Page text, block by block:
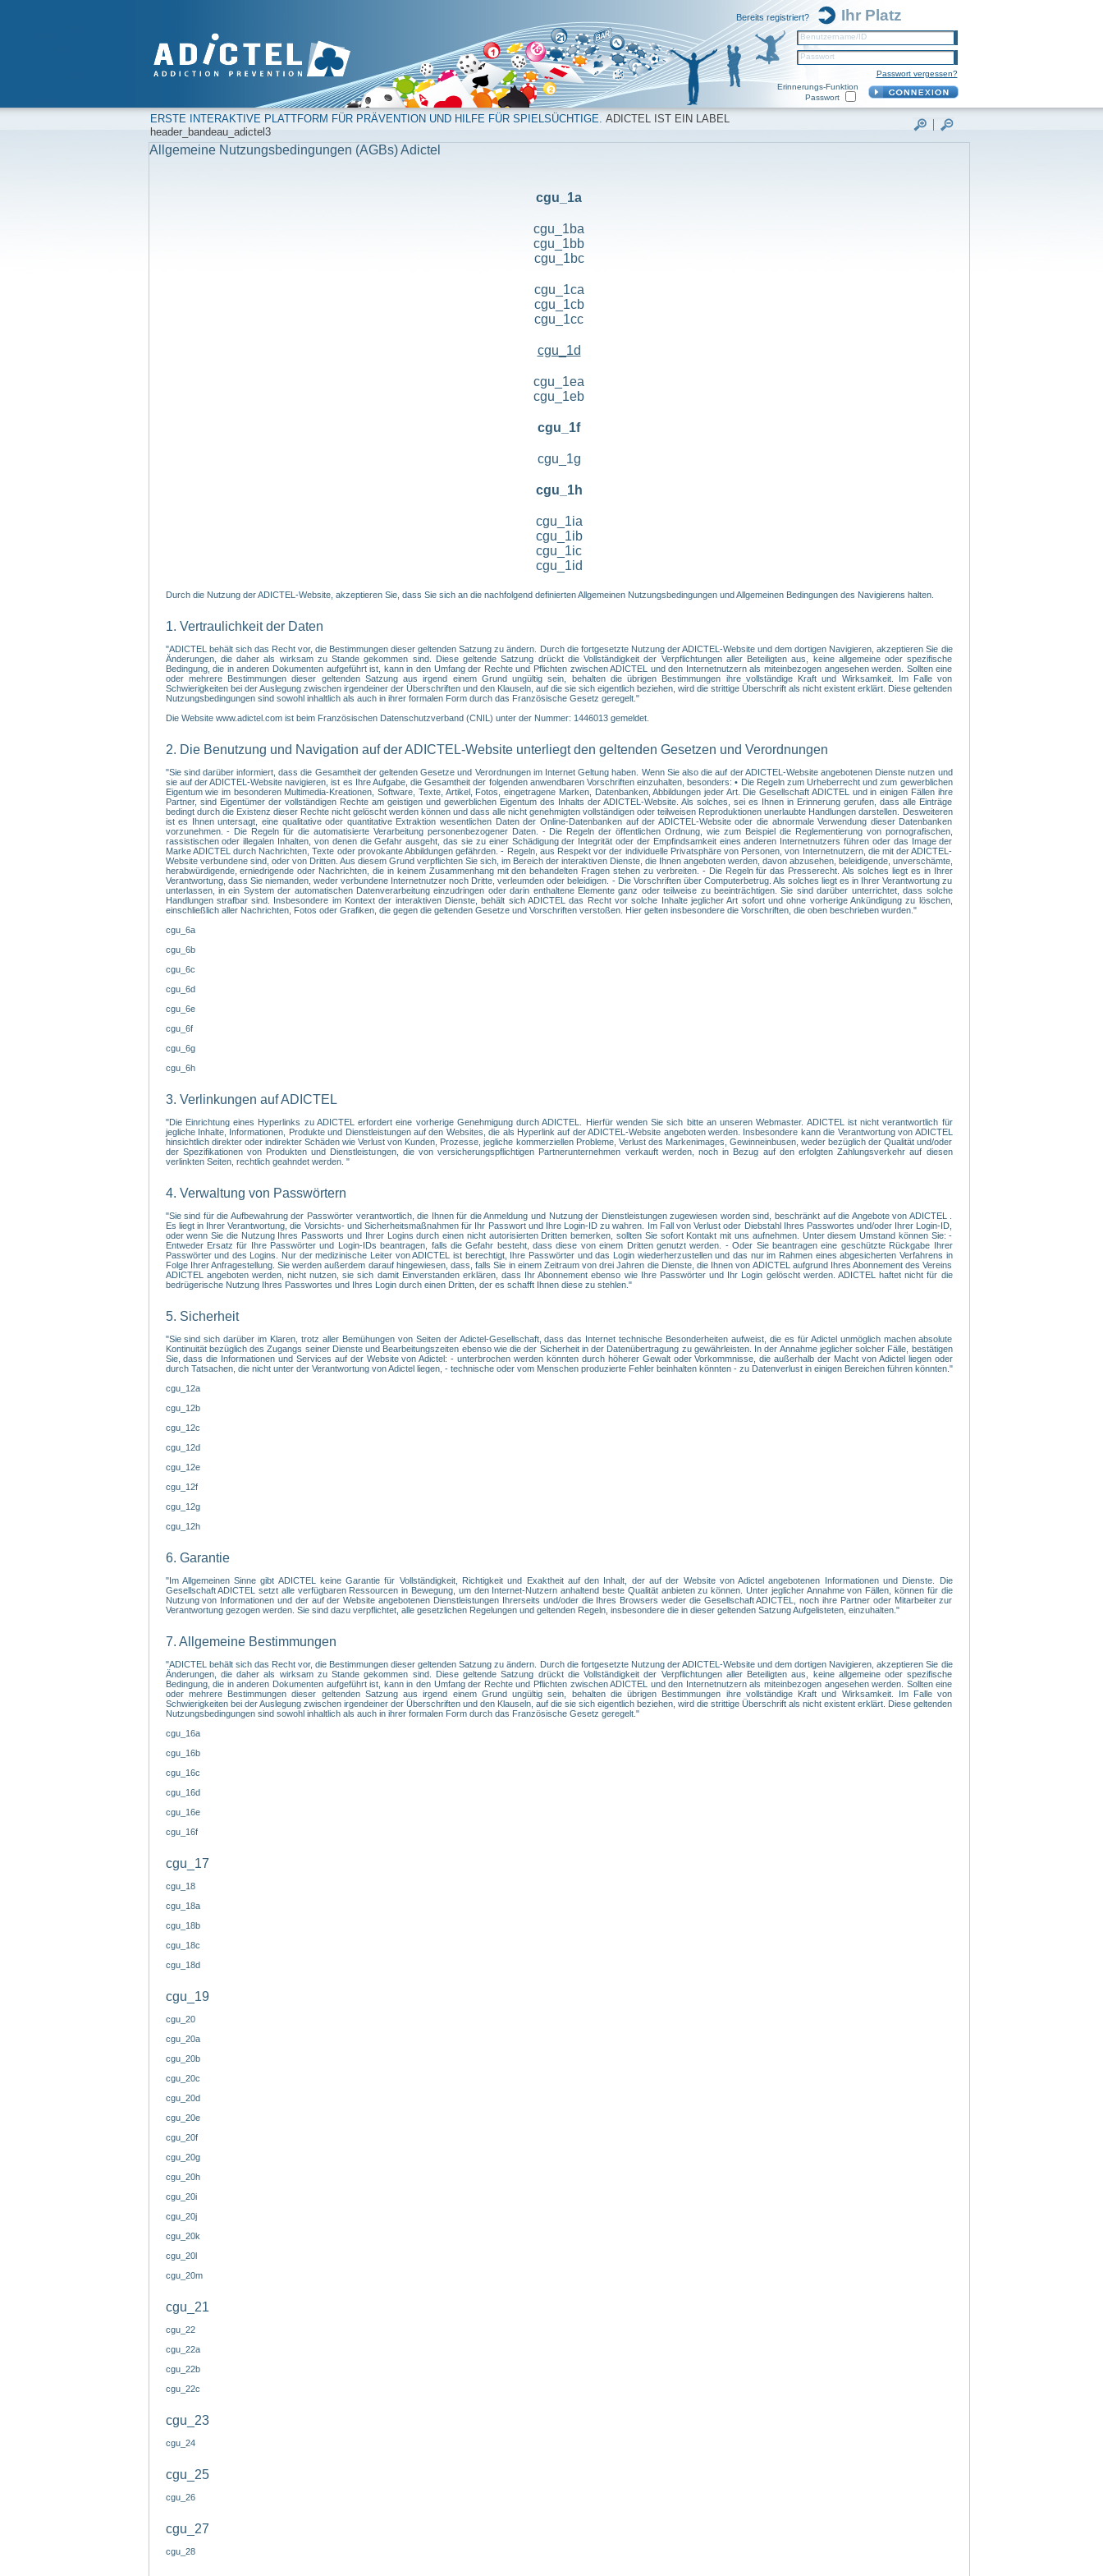
Bereits registriert? Ihr Platz
Benutzername/ID
Passwort
Passwort vergessen?
Erinnerungs-Funktion
Passwort
ERSTE INTERAKTIVE PLATTFORM FÜR PRÄVENTION UND HILFE FÜR SPIELSÜCHTIGE. ADICTEL IST EIN LABEL
header_bandeau_adictel3
Allgemeine Nutzungsbedingungen (AGBs) Adictel
cgu_1a
cgu_1ba
cgu_1bb
cgu_1bc
cgu_1ca
cgu_1cb
cgu_1cc
cgu_1d
cgu_1ea
cgu_1eb
cgu_1f
cgu_1g
cgu_1h
cgu_1ia
cgu_1ib
cgu_1ic
cgu_1id
Durch die Nutzung der ADICTEL-Website, akzeptieren Sie, dass Sie sich an die nachfolgend definierten Allgemeinen Nutzungsbedingungen und Allgemeinen Bedingungen des Navigierens halten.
1. Vertraulichkeit der Daten
"ADICTEL behält sich das Recht vor, die Bestimmungen dieser geltenden Satzung zu ändern. Durch die fortgesetzte Nutzung der ADICTEL-Website und dem dortigen Navigieren, akzeptieren Sie die
Änderungen, die daher als wirksam zu Stande gekommen sind. Diese geltende Satzung drückt die Vollständigkeit der Verpflichtungen aller Beteiligten aus, keine allgemeine oder spezifische
Bedingung, die in anderen Dokumenten aufgeführt ist, kann in den Umfang der Rechte und Pflichten zwischen ADICTEL und den Internetnutzern als miteinbezogen angesehen werden. Sollten eine
oder mehrere Bestimmungen dieser geltenden Satzung aus irgend einem Grund ungültig sein, behalten die übrigen Bestimmungen ihre vollständige Kraft und Wirksamkeit. Im Falle von
Schwierigkeiten bei der Auslegung zwischen irgendeiner der Überschriften und den Klauseln, auf die sie sich eigentlich beziehen, wird die strittige Überschrift als nicht existent erklärt. Diese geltenden
Nutzungsbedingungen sind sowohl inhaltlich als auch in ihrer formalen Form durch das Französische Gesetz geregelt."
Die Website www.adictel.com ist beim Französischen Datenschutzverband (CNIL) unter der Nummer: 1446013 gemeldet.
2. Die Benutzung und Navigation auf der ADICTEL-Website unterliegt den geltenden Gesetzen und Verordnungen
"Sie sind darüber informiert, dass die Gesamtheit der geltenden Gesetze und Verordnungen im Internet Geltung haben. Wenn Sie also die auf der ADICTEL-Website angebotenen Dienste nutzen und
sie auf der ADICTEL-Website navigieren, ist es Ihre Aufgabe, die Gesamtheit der folgenden anwendbaren Vorschriften einzuhalten, besonders: • Die Regeln zum Urheberrecht und zum gewerblichen
Eigentum wie im besonderen Multimedia-Kreationen, Software, Texte, Artikel, Fotos, eingetragene Marken, Datenbanken, Abbildungen jeder Art. Die Gesellschaft ADICTEL und in einigen Fällen ihre
Partner, sind Eigentümer der vollständigen Rechte am geistigen und gewerblichen Eigentum des Inhalts der ADICTEL-Website. Als solches, sei es Ihnen in Erinnerung gerufen, dass alle Einträge
bedingt durch die Existenz dieser Rechte nicht gelöscht werden können und dass alle nicht genehmigten vollständigen oder teilweisen Reproduktionen unerlaubte Handlungen darstellen. Desweiteren
ist es Ihnen untersagt, eine qualitative oder quantitative Extraktion wesentlichen Daten der Online-Datenbanken auf der ADICTEL-Website oder die abnormale Verwendung dieser Datenbanken
vorzunehmen. - Die Regeln für die automatisierte Verarbeitung personenbezogener Daten. - Die Regeln der öffentlichen Ordnung, wie zum Beispiel die Reglementierung von pornografischen,
rassistischen oder illegalen Inhalten, von denen die Gefahr ausgeht, das sie zu einer Schädigung der Integrität oder der Empfindsamkeit eines anderen Internetnutzers führen oder das Image der
Marke ADICTEL durch Nachrichten, Texte oder provokante Abbildungen gefährden. - Regeln, aus Respekt vor der individuelle Privatsphäre von Personen, von Internetnutzern, die mit der ADICTEL-
Website verbundene sind, oder von Dritten. Aus diesem Grund verpflichten Sie sich, im Bereich der interaktiven Dienste, die Ihnen angeboten werden, davon abzusehen, beleidigende, unverschämte,
herabwürdigende, erniedrigende oder Nachrichten, die in keinem Zusammenhang mit den behandelten Fragen stehen zu verbreiten. - Die Regeln für das Presserecht. Als solches liegt es in Ihrer
Verantwortung, dass Sie niemanden, weder verbundene Internetnutzer noch Dritte, verleumden oder beleidigen. - Die Vorschriften über Computerbetrug. Als solches liegt es in Ihrer Verantwortung zu
unterlassen, in ein System der automatischen Datenverarbeitung einzudringen oder darin enthaltene Elemente ganz oder teilweise zu beeinträchtigen. Sie sind darüber unterrichtet, dass solche
Handlungen strafbar sind. Insbesondere im Kontext der interaktiven Dienste, behält sich ADICTEL das Recht vor solche Inhalte jeglicher Art sofort und ohne vorherige Ankündigung zu löschen,
einschließlich aller Nachrichten, Fotos oder Grafiken, die gegen die geltenden Gesetze und Vorschriften verstoßen. Hier gelten insbesondere die Vorschriften, die oben beschrieben wurden."
cgu_6a
cgu_6b
cgu_6c
cgu_6d
cgu_6e
cgu_6f
cgu_6g
cgu_6h
3. Verlinkungen auf ADICTEL
"Die Einrichtung eines Hyperlinks zu ADICTEL erfordert eine vorherige Genehmigung durch ADICTEL. Hierfür wenden Sie sich bitte an unseren Webmaster. ADICTEL ist nicht verantwortlich für
jegliche Inhalte, Informationen, Produkte und Dienstleistungen auf den Websites, die als Hyperlink auf der ADICTEL-Website angeboten werden. Insbesondere kann die Verantwortung von ADICTEL
hinsichtlich direkter oder indirekter Schäden wie Verlust von Kunden, Prozesse, jegliche kommerziellen Probleme, Verlust des Markenimages, Gewinneinbusen, weder bezüglich der Qualität und/oder
der Spezifikationen von Produkten und Dienstleistungen, die von versicherungspflichtigen Partnerunternehmen verkauft werden, noch in Bezug auf den erfolgten Zahlungsverkehr auf diesen
verlinkten Seiten, rechtlich geahndet werden. "
4. Verwaltung von Passwörtern
"Sie sind für die Aufbewahrung der Passwörter verantwortlich, die Ihnen für die Anmeldung und Nutzung der Dienstleistungen zugewiesen worden sind, beschränkt auf die Angebote von ADICTEL .
Es liegt in Ihrer Verantwortung, die Vorsichts- und Sicherheitsmaßnahmen für Ihr Passwort und Ihre Login-ID zu wahren. Im Fall von Verlust oder Diebstahl Ihres Passwortes und/oder Ihrer Login-ID,
oder wenn Sie die Nutzung Ihres Passworts und Ihrer Logins durch einen nicht autorisierten Dritten bemerken, sollten Sie sofort Kontakt mit uns aufnehmen. Unter diesem Umstand können Sie: -
Entweder Ersatz für Ihre Passwörter und Login-IDs beantragen, falls die Gefahr besteht, dass diese von einem Dritten genutzt werden. - Oder Sie beantragen eine geschützte Rückgabe Ihrer
Passwörter und des Logins. Nur der medizinische Leiter von ADICTEL ist berechtigt, Ihre Passwörter und das Login wiederherzustellen und das nur im Rahmen eines abgesicherten Verfahrens in
Folge Ihrer Anfragestellung. Sie werden außerdem darauf hingewiesen, dass, falls Sie in einem Zeitraum von drei Jahren die Dienste, die Ihnen von ADICTEL aufgrund Ihres Abonnement des Vereins
ADICTEL angeboten werden, nicht nutzen, sie sich damit Einverstanden erklären, dass Ihr Abonnement ebenso wie Ihre Passwörter und Ihr Login gelöscht werden. ADICTEL haftet nicht für die
bedrügerische Nutzung Ihres Passwortes und Ihres Login durch einen Dritten, der es schafft Ihnen diese zu stehlen."
5. Sicherheit
"Sie sind sich darüber im Klaren, trotz aller Bemühungen von Seiten der Adictel-Gesellschaft, dass das Internet technische Besonderheiten aufweist, die es für Adictel unmöglich machen absolute
Kontinuität bezüglich des Zugangs seiner Dienste und Bearbeitungszeiten ebenso wie die der Sicherheit in der Datenübertragung zu gewährleisten. In der Annahme jeglicher solcher Fälle, bestätigen
Sie, dass die Informationen und Services auf der Website von Adictel: - unterbrochen werden könnten durch höherer Gewalt oder Vorkommnisse, die außerhalb der Macht von Adictel liegen oder
durch Tatsachen, die nicht unter der Verantwortung von Adictel liegen, - technische oder vom Menschen produzierte Fehler beinhalten könnten - zu Datenverlust in einigen Bereichen führen könnten."
cgu_12a
cgu_12b
cgu_12c
cgu_12d
cgu_12e
cgu_12f
cgu_12g
cgu_12h
6. Garantie
"Im Allgemeinen Sinne gibt ADICTEL keine Garantie für Vollständigkeit, Richtigkeit und Exaktheit auf den Inhalt, der auf der Website von Adictel angebotenen Informationen und Dienste. Die
Gesellschaft ADICTEL setzt alle verfügbaren Ressourcen in Bewegung, um den Internet-Nutzern anhaltend beste Qualität anbieten zu können. Unter jeglicher Annahme von Fällen, können für die
Nutzung von Informationen und der auf der Website angebotenen Dienstleistungen Ihrerseits und/oder die Ihres Browsers weder die Gesellschaft ADICTEL, noch ihre Partner oder Mitarbeiter zur
Verantwortung gezogen werden. Sie sind dazu verpflichtet, alle gesetzlichen Regelungen und geltenden Regeln, insbesondere die in dieser geltenden Satzung Aufgelisteten, einzuhalten."
7. Allgemeine Bestimmungen
"ADICTEL behält sich das Recht vor, die Bestimmungen dieser geltenden Satzung zu ändern. Durch die fortgesetzte Nutzung der ADICTEL-Website und dem dortigen Navigieren, akzeptieren Sie die
Änderungen, die daher als wirksam zu Stande gekommen sind. Diese geltende Satzung drückt die Vollständigkeit der Verpflichtungen aller Beteiligten aus, keine allgemeine oder spezifische
Bedingung, die in anderen Dokumenten aufgeführt ist, kann in den Umfang der Rechte und Pflichten zwischen ADICTEL und den Internetnutzern als miteinbezogen angesehen werden. Sollten eine
oder mehrere Bestimmungen dieser geltenden Satzung aus irgend einem Grund ungültig sein, behalten die übrigen Bestimmungen ihre vollständige Kraft und Wirksamkeit. Im Falle von
Schwierigkeiten bei der Auslegung zwischen irgendeiner der Überschriften und den Klauseln, auf die sie sich eigentlich beziehen, wird die strittige Überschrift als nicht existent erklärt. Diese geltenden
Nutzungsbedingungen sind sowohl inhaltlich als auch in ihrer formalen Form durch das Französische Gesetz geregelt."
cgu_16a
cgu_16b
cgu_16c
cgu_16d
cgu_16e
cgu_16f
cgu_17
cgu_18
cgu_18a
cgu_18b
cgu_18c
cgu_18d
cgu_19
cgu_20
cgu_20a
cgu_20b
cgu_20c
cgu_20d
cgu_20e
cgu_20f
cgu_20g
cgu_20h
cgu_20i
cgu_20j
cgu_20k
cgu_20l
cgu_20m
cgu_21
cgu_22
cgu_22a
cgu_22b
cgu_22c
cgu_23
cgu_24
cgu_25
cgu_26
cgu_27
cgu_28